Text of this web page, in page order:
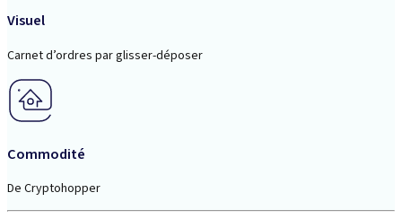
Visuel
Carnet d’ordres par glisser-déposer
Commodité
De Cryptohopper